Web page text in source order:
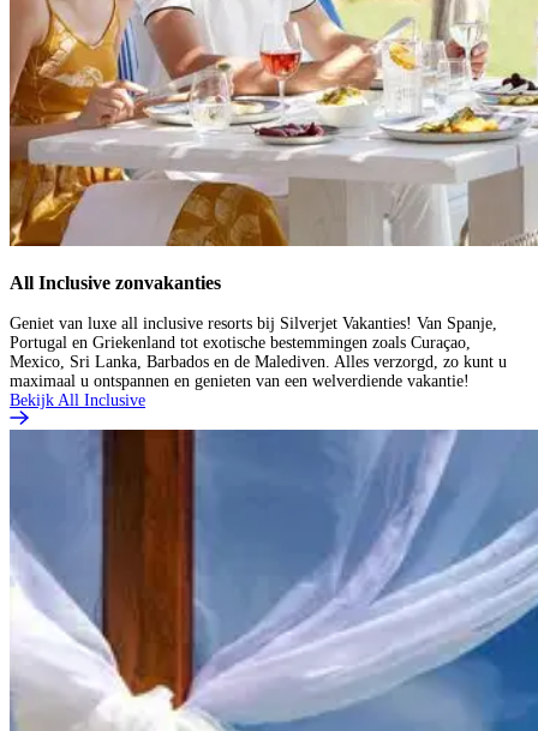
All Inclusive zonvakanties
Geniet van luxe all inclusive resorts bij Silverjet Vakanties! Van Spanje,
Portugal en Griekenland tot exotische bestemmingen zoals Curaçao,
Mexico, Sri Lanka, Barbados en de Malediven. Alles verzorgd, zo kunt u
maximaal u ontspannen en genieten van een welverdiende vakantie!
Bekijk All Inclusive